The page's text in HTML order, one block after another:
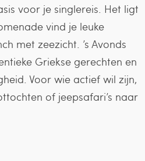
voor je singlereis. Het ligt
vind je leuke
met zeezicht. ’s Avonds
Griekse gerechten en
Voor wie actief wil zijn,
of jeepsafari’s naar